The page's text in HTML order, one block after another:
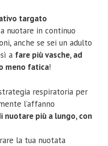
targato
nuotare in continuo
anche se sei un adulto
a fare più vasche, ad
meno fatica!
respiratoria per
l’affanno
nuotare più a lungo, con
la tua nuotata